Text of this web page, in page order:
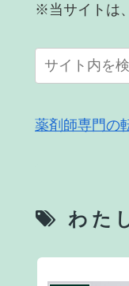
※当サイトは
薬剤師専門の
わた